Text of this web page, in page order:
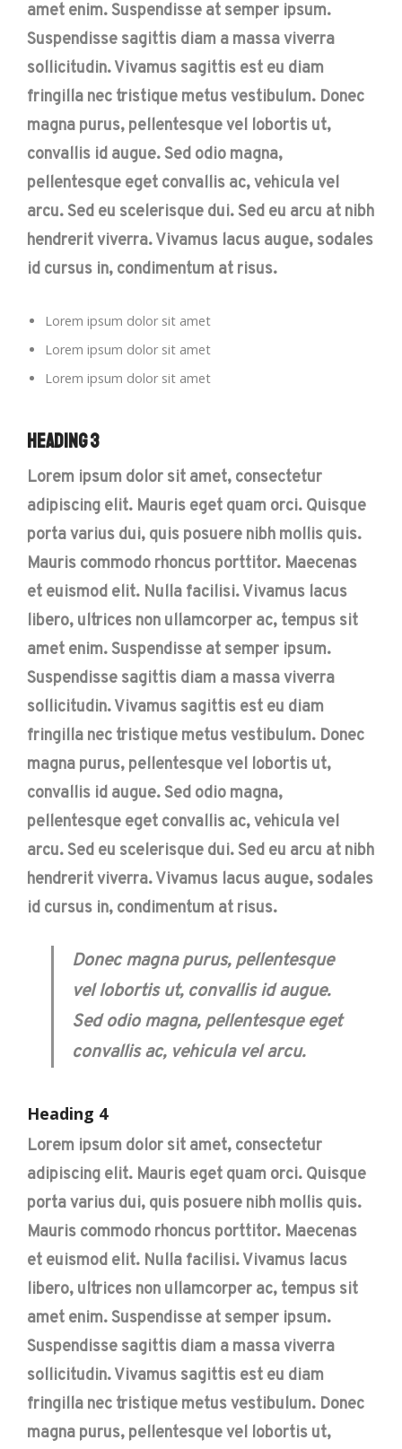
amet enim. Suspendisse at semper ipsum.
Suspendisse sagittis diam a massa viverra
sollicitudin. Vivamus sagittis est eu diam
fringilla nec tristique metus vestibulum. Donec
magna purus, pellentesque vel lobortis ut,
convallis id augue. Sed odio magna,
pellentesque eget convallis ac, vehicula vel
arcu. Sed eu scelerisque dui. Sed eu arcu at nibh
hendrerit viverra. Vivamus lacus augue, sodales
id cursus in, condimentum at risus.
Lorem ipsum dolor sit amet
Lorem ipsum dolor sit amet
Lorem ipsum dolor sit amet
Heading 3
Lorem ipsum dolor sit amet, consectetur
adipiscing elit. Mauris eget quam orci. Quisque
porta varius dui, quis posuere nibh mollis quis.
Mauris commodo rhoncus porttitor. Maecenas
et euismod elit. Nulla facilisi. Vivamus lacus
libero, ultrices non ullamcorper ac, tempus sit
amet enim. Suspendisse at semper ipsum.
Suspendisse sagittis diam a massa viverra
sollicitudin. Vivamus sagittis est eu diam
fringilla nec tristique metus vestibulum. Donec
magna purus, pellentesque vel lobortis ut,
convallis id augue. Sed odio magna,
pellentesque eget convallis ac, vehicula vel
arcu. Sed eu scelerisque dui. Sed eu arcu at nibh
hendrerit viverra. Vivamus lacus augue, sodales
id cursus in, condimentum at risus.
Donec magna purus, pellentesque
vel lobortis ut, convallis id augue.
Sed odio magna, pellentesque eget
convallis ac, vehicula vel arcu.
Heading 4
Lorem ipsum dolor sit amet, consectetur
adipiscing elit. Mauris eget quam orci. Quisque
porta varius dui, quis posuere nibh mollis quis.
Mauris commodo rhoncus porttitor. Maecenas
et euismod elit. Nulla facilisi. Vivamus lacus
libero, ultrices non ullamcorper ac, tempus sit
amet enim. Suspendisse at semper ipsum.
Suspendisse sagittis diam a massa viverra
sollicitudin. Vivamus sagittis est eu diam
fringilla nec tristique metus vestibulum. Donec
magna purus, pellentesque vel lobortis ut,